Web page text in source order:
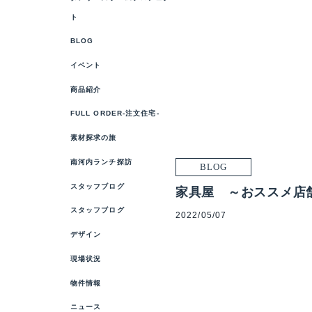
BLOG
家具屋 ～おススメ店
2022/05/07
ト
BLOG
イベント
商品紹介
FULL ORDER-注文住宅-
素材探求の旅
南河内ランチ探訪
スタッフブログ
スタッフブログ
デザイン
現場状況
物件情報
ニュース